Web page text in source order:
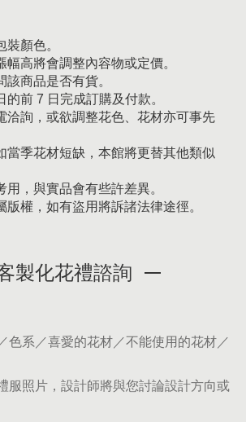
裝顏色。
幅高將會調整內容物或定價。
該商品是否有貨。
的前 7 日完成訂購及付款。
洽詢，或欲調整花色、花材亦可事先
當季花材短缺，本館將更替其他類似
用，與實品會有些許差異。
版權，如有盜用將訴諸法律途徑。
製化花禮諮詢
色系／喜愛的花材／不能使用的花材／
服照片，設計師將與您討論設計方向或